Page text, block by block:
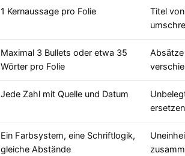
1 Kernaussage pro Folie
Titel
Maximal 3 Bullets oder etwa 35
Wörter pro Folie
Jede Zahl mit Quelle und Datum
Ein Farbsystem, eine Schriftlogik,
gleiche Abstände